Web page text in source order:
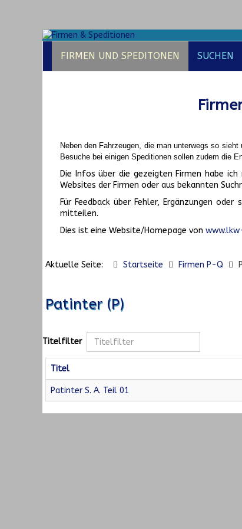
FIRMEN UND SPEDITONEN SUCHEN
Neben den Fahrzeugen, die man unterwegs so
Besuche bei einigen Speditionen sollen zudem die
Die Infos über die gezeigten Firmen habe
Websites der Firmen oder aus bekannten
Für Feedback über Fehler, Ergänzungen
mitteilen.
Dies ist eine Website/Homepage von
Aktuelle Seite: Startseite Firmen P-Q
Patinter (P)
Titelfilter
Titel
Patinter S. A. Teil 01